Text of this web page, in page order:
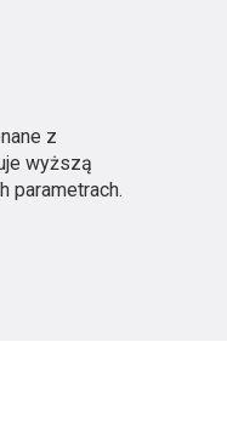
z
wyższą
parametrach.